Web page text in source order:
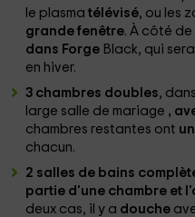
le plasmatélévisé, ou les
grande fenêtre. À côté
dans Forge Black, qui
en hiver.
3 chambres doubles,
large salle de mariage ,
chambres restantes ont
chacun.
2 salles de bains
partie d'une chambre et
deux cas, il y a douche